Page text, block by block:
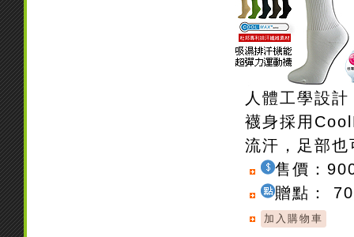
人體工學設
襪身採用
流汗，足部
售價：
贈點：